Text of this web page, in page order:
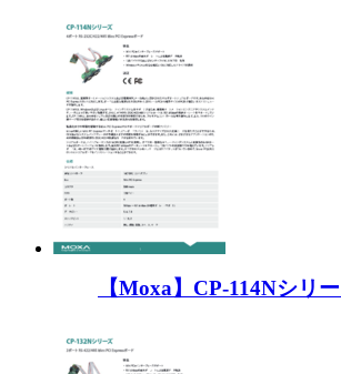
【Moxa】CP-114Nシリ